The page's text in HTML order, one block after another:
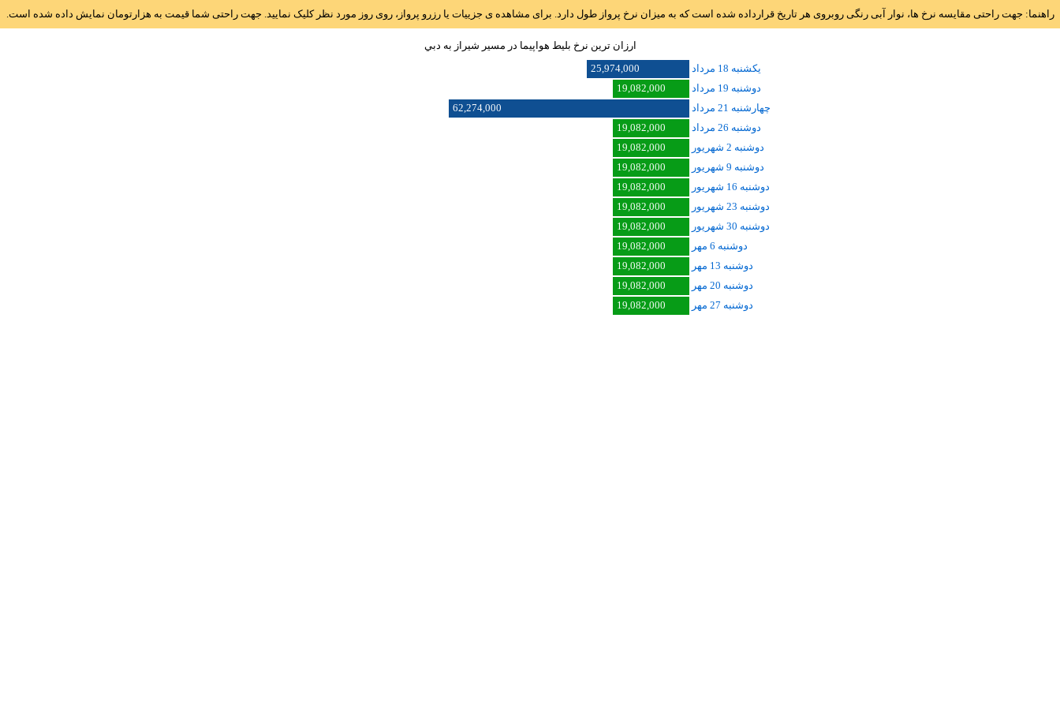
راهنما: جهت راحتی مقایسه نرخ ها، نوار آبی رنگی روبروی هر تاریخ قرارداده شده است که به میزان نرخ پرواز طول دارد. برای مشاهده ی جزییات یا رزرو پرواز، روی روز مورد نظر کلیک نمایید. جهت راحتی شما قیمت به هزارتومان نمایش داده شده است.
ارزان ترین نرخ بلیط هواپیما در مسیر شيراز به دبي
يکشنبه 18 مرداد
25,974,000
دوشنبه 19 مرداد
19,082,000
چهارشنبه 21 مرداد
62,274,000
دوشنبه 26 مرداد
19,082,000
دوشنبه 2 شهریور
19,082,000
دوشنبه 9 شهریور
19,082,000
دوشنبه 16 شهریور
19,082,000
دوشنبه 23 شهریور
19,082,000
دوشنبه 30 شهریور
19,082,000
دوشنبه 6 مهر
19,082,000
دوشنبه 13 مهر
19,082,000
دوشنبه 20 مهر
19,082,000
دوشنبه 27 مهر
19,082,000